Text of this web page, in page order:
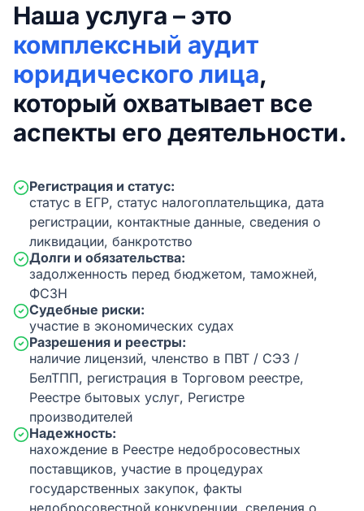
Наша услуга – это
комплексный аудит
юридического лица,
который охватывает все
аспекты его деятельности.
Регистрация и статус:
статус в ЕГР, статус налогоплательщика, дата
регистрации, контактные данные, сведения о
ликвидации, банкротство
Долги и обязательства:
задолженность перед бюджетом, таможней,
ФСЗН
Судебные риски:
участие в экономических судах
Разрешения и реестры:
наличие лицензий, членство в ПВТ / СЭЗ /
БелТПП, регистрация в Торговом реестре,
Реестре бытовых услуг, Регистре
производителей
Надежность:
нахождение в Реестре недобросовестных
поставщиков, участие в процедурах
государственных закупок, факты
недобросовестной конкуренции, сведения о